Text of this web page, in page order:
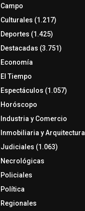
Campo
Culturales (1.217)
Deportes (1.425)
Destacadas (3.751)
Economía
El Tiempo
Espectáculos (1.057)
Horóscopo
Industria y Comercio
Inmobiliaria y Arquitectura
Judiciales (1.063)
Necrológicas
Policiales
Política
Regionales